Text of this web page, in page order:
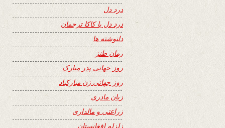
درد دل
درد دل با کاکا ترجمان
دلنوشته ها
رمان طنز
روز جهانی پدر مبارک
روز جهانی زن مبارکباد
زبان مادری
زراعتی و مالداری
زلزله افغانستان